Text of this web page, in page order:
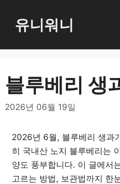
로
뛰
기
유니워니
블루베리 생
2026년 06월 19일
2026년 6월, 블루베리 생과
히 국내산 노지 블루베리는
양도 풍부합니다. 이 글에서
고르는 방법, 보관법까지 한